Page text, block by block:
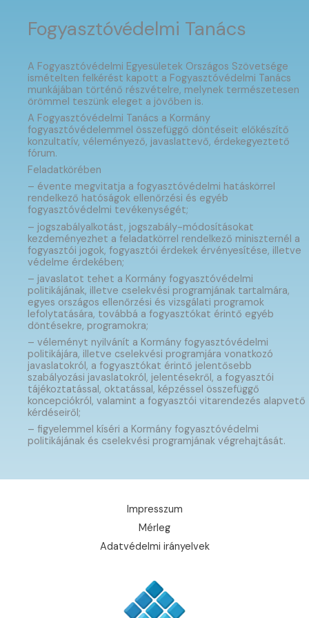
Fogyasztóvédelmi Tanács
A Fogyasztóvédelmi Egyesületek Országos Szövetsége
ismételten felkérést kapott a Fogyasztóvédelmi Tanács
munkájában történő részvételre, melynek természetesen
örömmel teszünk eleget a jövőben is.
A Fogyasztóvédelmi Tanács a Kormány
fogyasztóvédelemmel összefüggő döntéseit előkészítő
konzultatív, véleményező, javaslattevő, érdekegyeztető
fórum.
Feladatkörében
– évente megvitatja a fogyasztóvédelmi hatáskörrel
rendelkező hatóságok ellenőrzési és egyéb
fogyasztóvédelmi tevékenységét;
– jogszabályalkotást, jogszabály-módosításokat
kezdeményezhet a feladatkörrel rendelkező miniszternél a
fogyasztói jogok, fogyasztói érdekek érvényesítése, illetve
védelme érdekében;
– javaslatot tehet a Kormány fogyasztóvédelmi
politikájának, illetve cselekvési programjának tartalmára,
egyes országos ellenőrzési és vizsgálati programok
lefolytatására, továbbá a fogyasztókat érintő egyéb
döntésekre, programokra;
– véleményt nyilvánít a Kormány fogyasztóvédelmi
politikájára, illetve cselekvési programjára vonatkozó
javaslatokról, a fogyasztókat érintő jelentősebb
szabályozási javaslatokról, jelentésekről, a fogyasztói
tájékoztatással, oktatással, képzéssel összefüggő
koncepciókról, valamint a fogyasztói vitarendezés alapvető
kérdéseiről;
– figyelemmel kíséri a Kormány fogyasztóvédelmi
politikájának és cselekvési programjának végrehajtását.
Impresszum
Mérleg
Adatvédelmi irányelvek